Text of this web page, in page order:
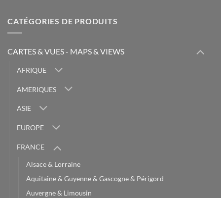
CATÉGORIES DE PRODUITS
CARTES & VUES - MAPS & VIEWS
AFRIQUE
AMERIQUES
ASIE
EUROPE
FRANCE
Alsace & Lorraine
Aquitaine & Guyenne & Gascogne & Périgord
Auvergne & Limousin